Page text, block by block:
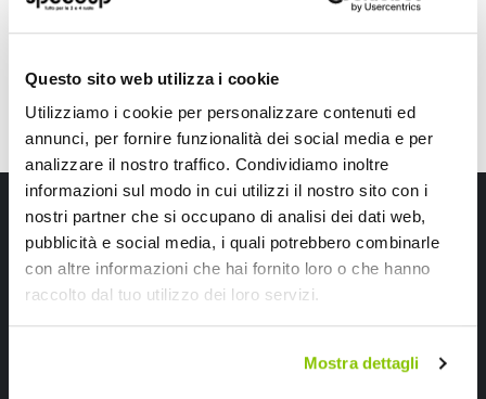
Questo sito web utilizza i cookie
Utilizziamo i cookie per personalizzare contenuti ed
annunci, per fornire funzionalità dei social media e per
analizzare il nostro traffico. Condividiamo inoltre
informazioni sul modo in cui utilizzi il nostro sito con i
nostri partner che si occupano di analisi dei dati web,
pubblicità e social media, i quali potrebbero combinarle
con altre informazioni che hai fornito loro o che hanno
raccolto dal tuo utilizzo dei loro servizi.
Mostra dettagli
Iscriviti alla newsletter Speedup
Ricevi subito uno sconto del 10% per il tuo primo acquisto online!